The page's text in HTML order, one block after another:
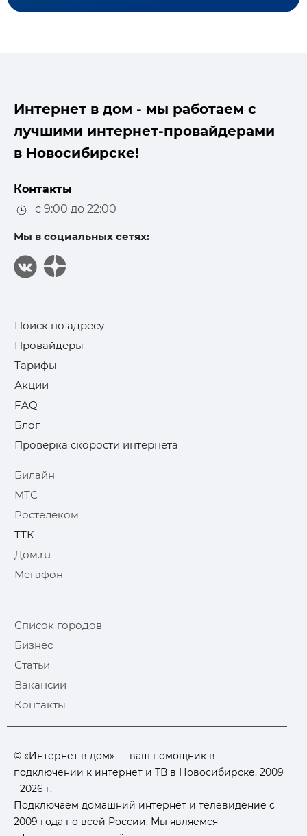
Интернет в дом - мы работаем с
лучшими интернет-провайдерами
в Новосибирске!
Контакты
с 9:00 до 22:00
Мы в социальных сетях:
Поиск по адресу
Провайдеры
Тарифы
Акции
FAQ
Блог
Проверка скорости интернета
Билайн
МТС
Ростелеком
ТТК
Дом.ru
Мегафон
Список городов
Бизнес
Статьи
Вакансии
Контакты
© «Интернет в дом» — ваш помощник в
подключении к интернет и ТВ в Новосибирске. 2009
- 2026 г.
Подключаем домашний интернет и телевидение с
2009 года по всей России. Мы являемся